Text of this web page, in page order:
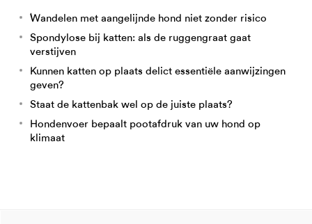
Wandelen met aangelijnde hond niet zonder risico
Spondylose bij katten: als de ruggengraat gaat
verstijven
Kunnen katten op plaats delict essentiële aanwijzingen
geven?
Staat de kattenbak wel op de juiste plaats?
Hondenvoer bepaalt pootafdruk van uw hond op
klimaat